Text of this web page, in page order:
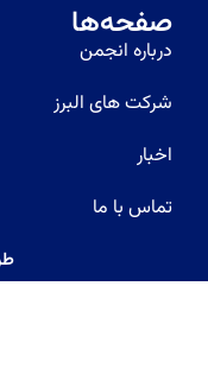
انجمن
های البرز
با ما
طراحی